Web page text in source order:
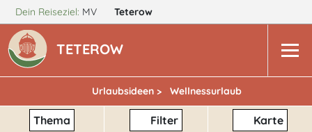
Dein Reiseziel: MV Teterow
TETEROW
Urlaubsideen > Wellnessurlaub
Thema Filter Karte